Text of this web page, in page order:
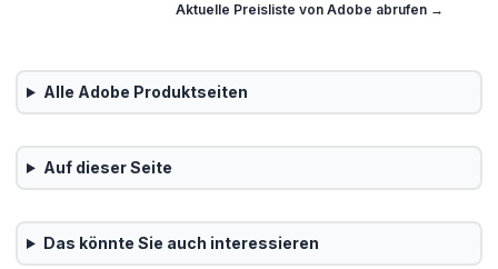
Aktuelle Preisliste von Adobe abrufen →
Alle Adobe Produktseiten
Auf dieser Seite
Das könnte Sie auch interessieren